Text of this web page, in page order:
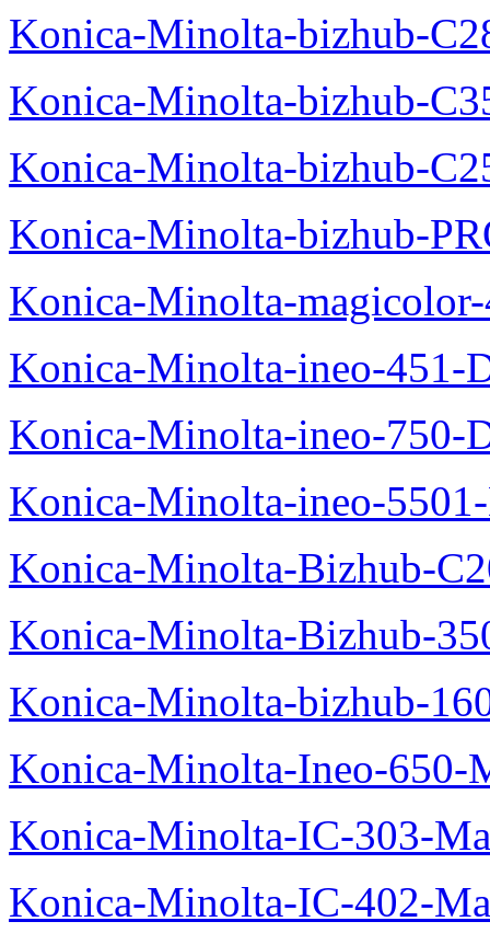
Konica-Minolta-bizhub-
Konica-Minolta-bizhub-
Konica-Minolta-bizhub-
Konica-Minolta-bizhub-
Konica-Minolta-
Konica-Minolta-ineo-451-
Konica-Minolta-ineo-750-
Konica-Minolta-ineo-
Konica-Minolta-Bizhub-
Konica-Minolta-Bizhub-
Konica-Minolta-bizhub-
Konica-Minolta-Ineo-650-
Konica-Minolta-IC-303-
Konica-Minolta-IC-402-